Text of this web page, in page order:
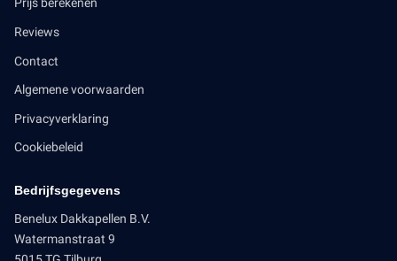
Prijs berekenen
Reviews
Contact
Algemene voorwaarden
Privacyverklaring
Cookiebeleid
Bedrijfsgegevens
Benelux Dakkapellen B.V.
Watermanstraat 9